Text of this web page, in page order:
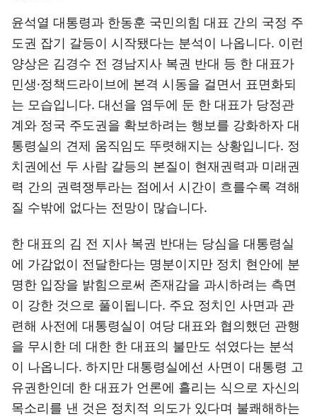
윤석열 대통령과 한동훈 국민의힘 대표 간의 국정 주
도권 잡기 갈등이 시작됐다는 분석이 나옵니다. 이런
양상은 김경수 전 경남지사 복권 반대 등 한 대표가
민생·정책드라이브에 본격 시동을 걸면서 표면화되
는 모습입니다. 대선을 염두에 둔 한 대표가 당정관
계와 정국 주도권을 확보하려는 행보를 강화하자 대
통령실의 견제 움직임도 뚜렷해지는 상황입니다. 정
치권에선 두 사람 갈등의 본질이 현재권력과 미래권
력 간의 권력쟁투라는 점에서 시간이 흐를수록 격해
질 수밖에 없다는 전망이 많습니다.
한 대표의 김 전 지사 복권 반대는 당심을 대통령실
에 가감없이 전달한다는 명분이지만 정치 현안에 분
명한 입장을 밝힘으로써 존재감을 과시하려는 측면
이 강한 것으로 풀이됩니다. 주요 정치인 사면과 관
련해 사전에 대통령실이 여당 대표와 협의했던 관행
을 무시한 데 대한 한 대표의 불만도 섞였다는 분석
이 나옵니다. 하지만 대통령실에선 사면이 대통령 고
유권한인데 한 대표가 언론에 흘리는 식으로 자신의
목소리를 낸 것은 정치적 의도가 있다며 불쾌해하는